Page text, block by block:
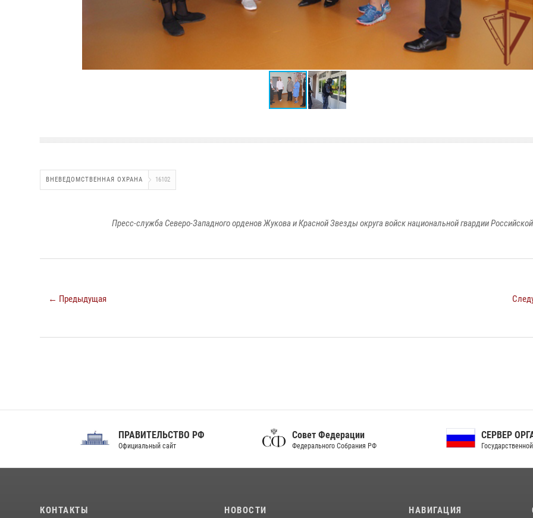
ВНЕВЕДОМСТВЕННАЯ ОХРАНА 16102
Пресс-служба Северо-Западного орденов Жукова и Красной Звезды округа войск национальной гвардии
← Предыдущая
ПРАВИТЕЛЬСТВО РФ
Официальный сайт
Совет Федерации
Федерального Собрания РФ
СЕРВЕР ОРГАНОВ
Государственной власти РФ
КОНТАКТЫ НОВОСТИ НАВИГАЦИЯ